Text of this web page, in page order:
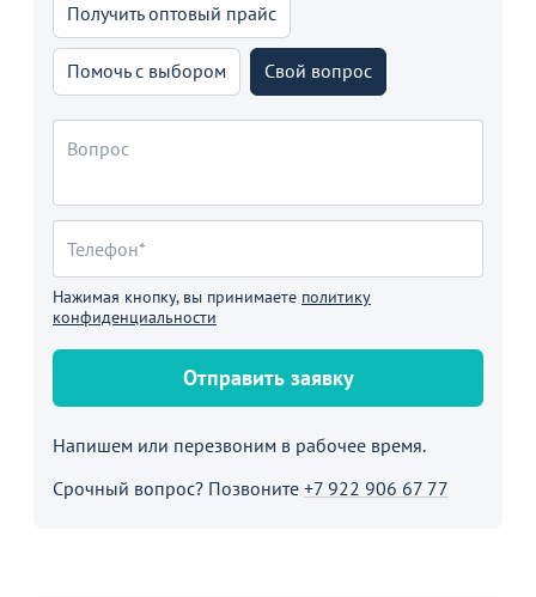
Получить оптовый прайс
Помочь с выбором Свой вопрос
Нажимая кнопку, вы принимаете политику
конфиденциальности
Отправить заявку
Напишем или перезвоним в рабочее время.
Срочный вопрос? Позвоните +7 922 906 67 77